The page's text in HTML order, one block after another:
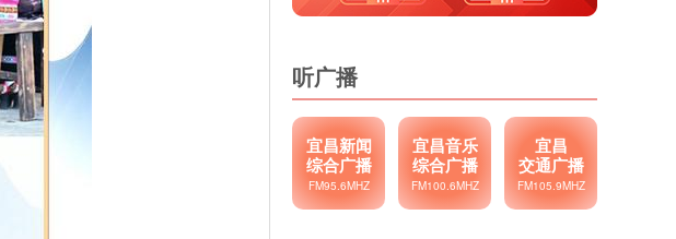
听广播
宜昌新闻
综合广播
FM95.6MHZ
宜昌音乐
综合广播
FM100.6MHZ
宜昌
交通广播
FM105.9MHZ